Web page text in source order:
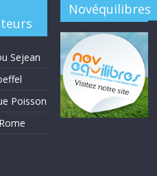
Sejean
Poisson
Novéquilibres